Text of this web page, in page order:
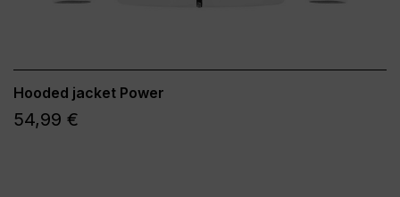
Hooded jacket Power
54,99 €